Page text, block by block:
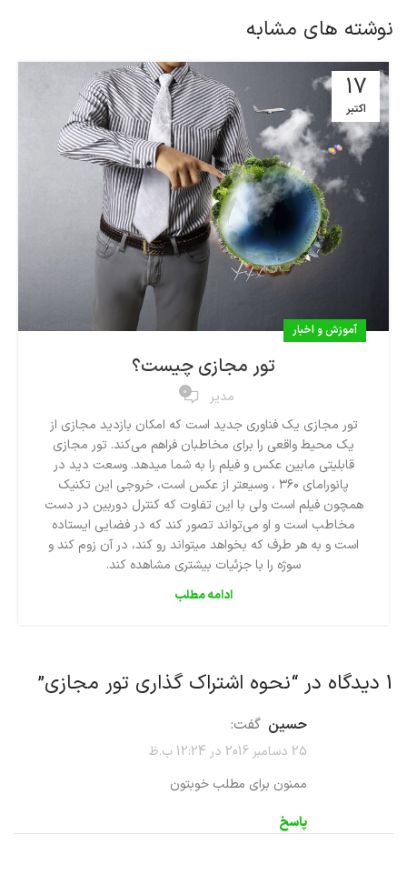
نوشته های مشابه
17
اکتبر
آموزش و اخبار
تور مجازی چیست؟
مدیر 0
تور مجازی یک فناوری جدید است که امکان بازدید مجازی از
یک محیط واقعی را برای مخاطبان فراهم می‌کند. تور مجازی
قابلیتی مابین عکس و فیلم را به شما میدهد. وسعت دید در
پانورامای ۳۶۰ ، وسیعتر از عکس است، خروجی این تکنیک
همچون فیلم است ولی با این تفاوت که کنترل دوربین در دست
مخاطب است و او می‌تواند تصور کند که در فضایی ایستاده
است و به هر طرف که بخواهد میتواند رو کند، در آن زوم کند و
سوژه را با جزئیات بیشتری مشاهده کند.
ادامه مطلب
1 دیدگاه در “ نحوه اشتراک گذاری تور مجازی”
حسین گفت:
25 دسامبر 2016 در 12:24 ب.ظ
ممنون برای مطلب خوبتون
پاسخ